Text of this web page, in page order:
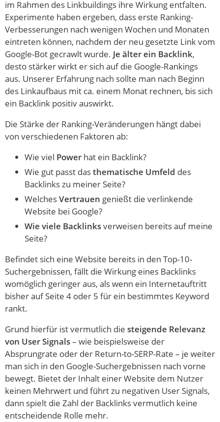
im Rahmen des Linkbuildings ihre Wirkung entfalten.
Experimente haben ergeben, dass erste Ranking-
Verbesserungen nach wenigen Wochen und Monaten
eintreten können, nachdem der neu gesetzte Link vom
Google-Bot gecrawlt wurde. Je älter ein Backlink,
desto stärker wirkt er sich auf die Google-Rankings
aus. Unserer Erfahrung nach sollte man nach Beginn
des Linkaufbaus mit ca. einem Monat rechnen, bis sich
ein Backlink positiv auswirkt.
Die Stärke der Ranking-Veränderungen hängt dabei
von verschiedenen Faktoren ab:
Wie viel Power hat ein Backlink?
Wie gut passt dasthematische Umfeld des
Backlinks zu meiner Seite?
WelchesVertrauen genießt die verlinkende
Website bei Google?
Wie viele Backlinksverweisen bereits auf meine
Seite?
Befindet sich eine Website bereits in den Top-10-
Suchergebnissen, fällt die Wirkung eines Backlinks
womöglich geringer aus, als wenn ein Internetauftritt
bisher auf Seite 4 oder 5 für ein bestimmtes Keyword
rankt.
Grund hierfür ist vermutlich die steigende Relevanz
von User Signals– wie beispielsweise der
Absprungrate oder der Return-to-SERP-Rate – je weiter
man sich in den Google-Suchergebnissen nach vorne
bewegt. Bietet der Inhalt einer Website dem Nutzer
keinen Mehrwert und führt zu negativen User Signals,
dann spielt die Zahl der Backlinks vermutlich keine
entscheidende Rolle mehr.